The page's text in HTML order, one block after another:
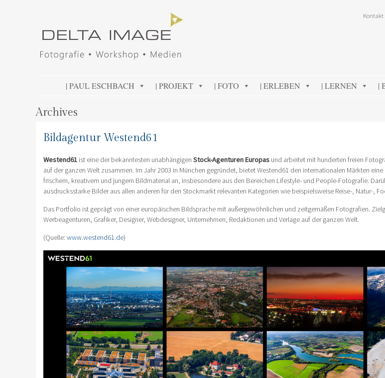
Kontakt
SKIP TO CONTENT
| PAUL ESCHBACH | PROJEKT | FOTO | ERLEBEN | LERNEN |
Archives
Bildagentur Westend61
Westend61 ist eine der bekanntesten unabhängigen Stock-Agenturen Europas und arbeitet mit hunderten freien
auf der ganzen Welt zusammen. Im Jahr 2003 in München gegründet, bietet Westend61 den internationalen Märkten
frischem, kreativem und jungem Bildmaterial an, insbesondere aus den Bereichen Lifestyle- und People-Fotografie.
ausdrucksstarke Bilder aus allen anderen für den Stockmarkt relevanten Kategorien wie beispielsweise Reise-, Natur-,
Das Portfolio ist geprägt von einer europäischen Bildsprache mit außergewöhnlichen und zeitgemäßen Fotografien.
Werbeagenturen, Grafiker, Designer, Webdesigner, Unternehmen, Redaktionen und Verlage auf der ganzen Welt.
(Quelle: www.westend61.de)